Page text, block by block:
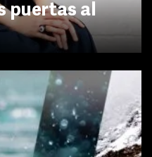
puertas al